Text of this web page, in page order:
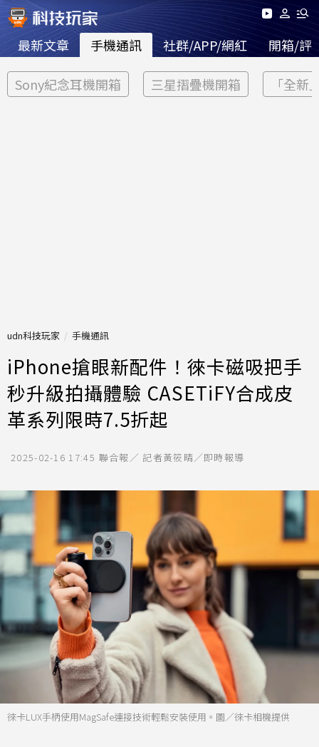
最新文章 手機通訊 社群/APP/網紅 開箱/評
Sony紀念耳機開箱 三星摺疊機開箱 「全新
udn科技玩家 手機通訊
iPhone搶眼新配件！徠卡磁吸把手
秒升級拍攝體驗 CASETiFY合成皮
革系列限時7.5折起
2025-02-16 17:45 聯合報／ 記者黃筱晴／即時報導
徠卡LUX手柄使用MagSafe連接技術輕鬆安裝使用。圖／徠卡相機提供